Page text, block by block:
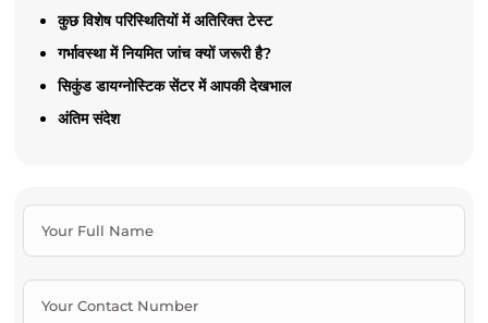
कुछ विशेष परिस्थितियों में अतिरिक्त टेस्ट
गर्भावस्था में नियमित जांच क्यों जरूरी है?
सिकुंड डायग्नोस्टिक सेंटर में आपकी देखभाल
अंतिम संदेश